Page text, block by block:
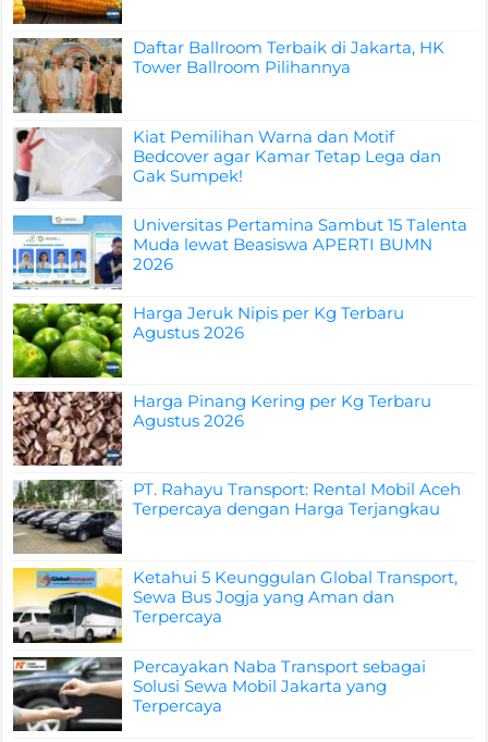
Daftar Ballroom Terbaik di Jakarta, HK
Tower Ballroom Pilihannya
Kiat Pemilihan Warna dan Motif
Bedcover agar Kamar Tetap Lega dan
Gak Sumpek!
Universitas Pertamina Sambut 15 Talenta
Muda lewat Beasiswa APERTI BUMN
2026
Harga Jeruk Nipis per Kg Terbaru
Agustus 2026
Harga Pinang Kering per Kg Terbaru
Agustus 2026
PT. Rahayu Transport: Rental Mobil Aceh
Terpercaya dengan Harga Terjangkau
Ketahui 5 Keunggulan Global Transport,
Sewa Bus Jogja yang Aman dan
Terpercaya
Percayakan Naba Transport sebagai
Solusi Sewa Mobil Jakarta yang
Terpercaya